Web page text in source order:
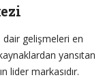
gelişmeleri en
yansıtan
lider markasıdır.